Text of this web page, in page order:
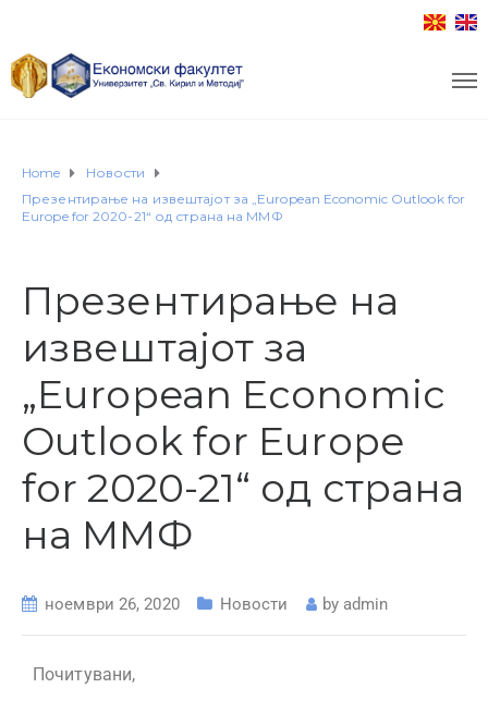
Home
Новости
Презентирање на извештајот за „European Economic Outlook for
Europe for 2020-21“ од страна на ММФ
Презентирање на
извештајот за
„European Economic
Outlook for Europe
for 2020-21“ од страна
на ММФ
ноември 26, 2020 Новости by admin
Почитувани,